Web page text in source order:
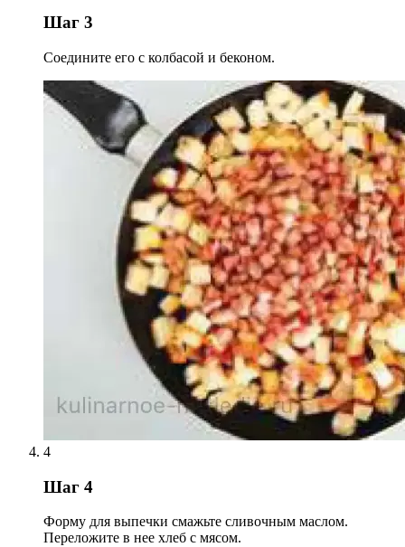
Шаг 3
Соедините его с колбасой и беконом.
4
Шаг 4
Форму для выпечки смажьте сливочным маслом.
Переложите в нее хлеб с мясом.